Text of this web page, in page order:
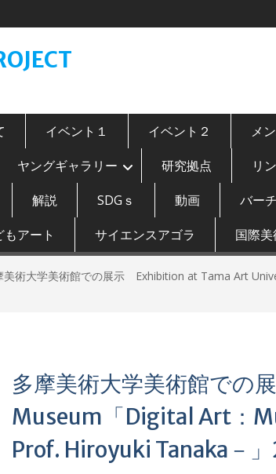
イベント１ イベント２ メ
ヤングギャラリー 研究拠点 リ
解説 SDGｓ 動画 バー
もアート サイエンスアゴラ 国際
美術大学美術館での展示 Exhibition at Tama Art
多摩美術大学美術館で
Museum「Digital Art：
Prof. Hiroyuki Tanaka－